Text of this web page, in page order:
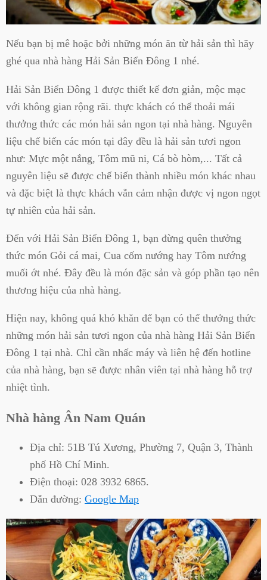
Nếu bạn bị mê hoặc bởi những món ăn từ hải sản thì hãy
ghé qua nhà hàng Hải Sản Biển Đông 1 nhé.
Hải Sản Biển Đông 1 được thiết kế đơn giản, mộc mạc
với không gian rộng rãi. thực khách có thể thoải mái
thưởng thức các món hải sản ngon tại nhà hàng. Nguyên
liệu chế biến các món tại đây đều là hải sản tươi ngon
như: Mực một nắng, Tôm mũ ni, Cá bò hòm,... Tất cả
nguyên liệu sẽ được chế biến thành nhiều món khác nhau
và đặc biệt là thực khách vẫn cảm nhận được vị ngon ngọt
tự nhiên của hải sản.
Đến với Hải Sản Biển Đông 1, bạn đừng quên thưởng
thức món Gỏi cá mai, Cua cốm nướng hay Tôm nướng
muối ớt nhé. Đây đều là món đặc sản và góp phần tạo nên
thương hiệu của nhà hàng.
Hiện nay, không quá khó khăn để bạn có thể thưởng thức
những món hải sản tươi ngon của nhà hàng Hải Sản Biển
Đông 1 tại nhà. Chỉ cần nhấc máy và liên hệ đến hotline
của nhà hàng, bạn sẽ được nhân viên tại nhà hàng hỗ trợ
nhiệt tình.
Nhà hàng Ân Nam Quán
Địa chỉ: 51B Tú Xương, Phường 7, Quận 3, Thành
phố Hồ Chí Minh.
Điện thoại: 028 3932 6865.
Dẫn đường: Google Map